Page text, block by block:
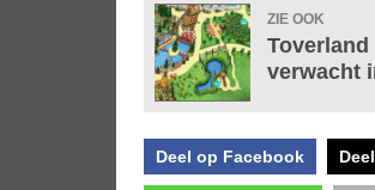
ZIE OOK
verwacht
Deel op Facebook